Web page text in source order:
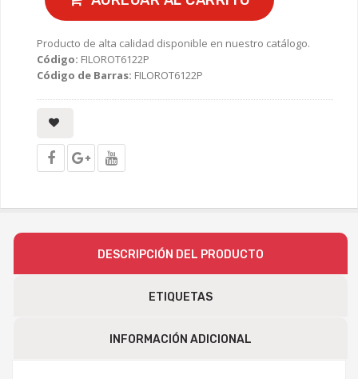
Producto de alta calidad disponible en nuestro catálogo.
Código: FILOROT6122P
Código de Barras: FILOROT6122P
DESCRIPCIÓN DEL PRODUCTO
ETIQUETAS
INFORMACIÓN ADICIONAL